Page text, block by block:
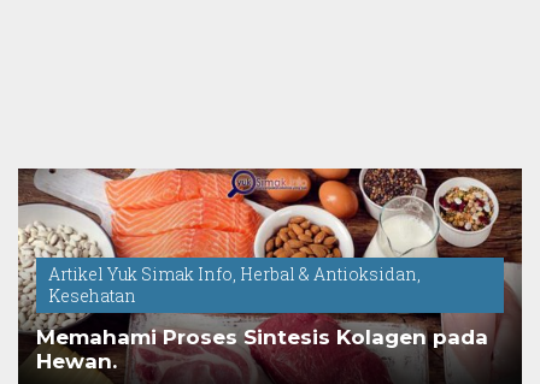
Artikel Yuk Simak Info, Herbal & Antioksidan,
Kesehatan
Memahami Proses Sintesis Kolagen pada
Hewan.